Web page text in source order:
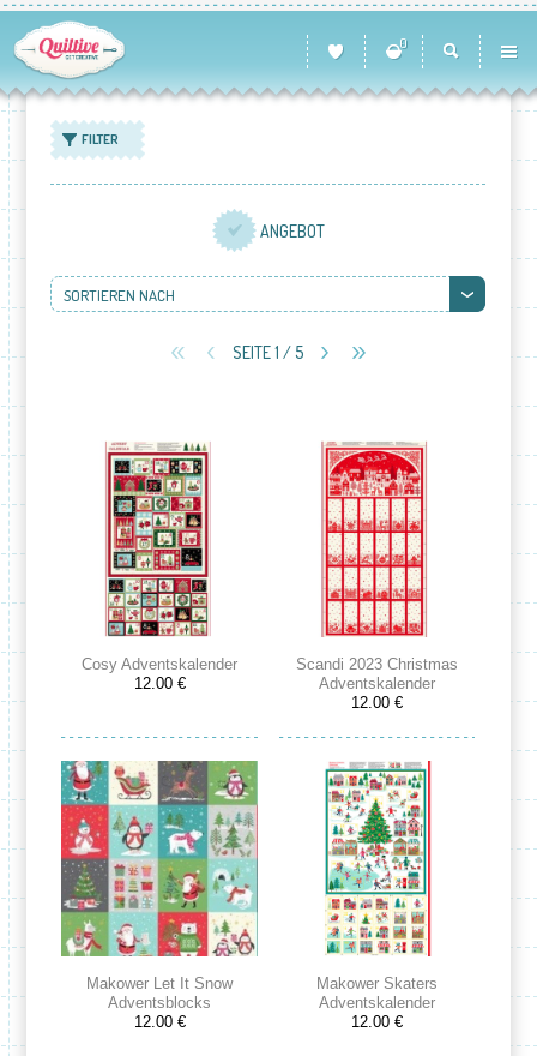
0
FILTER
ANGEBOT
SORTIEREN NACH
SEITE 1 / 5
Cosy Adventskalender
12.00 €
Scandi 2023 Christmas
Adventskalender
12.00 €
Makower Let It Snow
Adventsblocks
12.00 €
Makower Skaters
Adventskalender
12.00 €